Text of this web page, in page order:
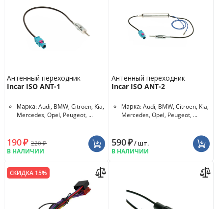
Антенный переходник
Incar ISO ANT-1
Марка: Audi, BMW, Citroen, Kia,
Mercedes, Opel, Peugeot, ...
190₽ 220₽
В НАЛИЧИИ
Антенный переходник
Incar ISO ANT-2
Марка: Audi, BMW, Citroen, Kia,
Mercedes, Opel, Peugeot, ...
590₽/ шт.
В НАЛИЧИИ
СКИДКА 15%